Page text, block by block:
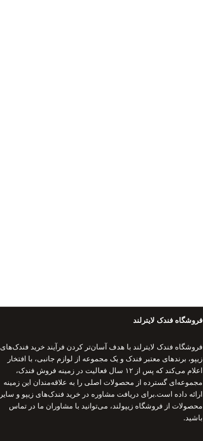
فروشگاه فندک لایترلند
فروشگاه فندک لایترلند با هدف آسان‌تر کردن فرآیند خرید فندک‌های
زیپو، برندهای معتبر فندک و یک مجموعه از لوازم جانبی، با افتخار
اعلام می‌کند که پس از ۱۲ سال فعالیت در زمینه فروش فندک،
مجموعه‌ای گسترده از محصولات اصلی را به علاقه‌مندان این زمینه
ارائه داده است.برای دریافت مشاوره در خرید فندک‌های زیپو و سایر
محصولات از فروشگاه زیپولند، می‌توانید با مشاوران ما در تماس
باشید.